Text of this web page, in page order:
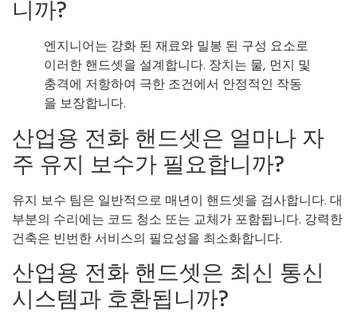
니까?
엔지니어는 강화 된 재료와 밀봉 된 구성 요소로
이러한 핸드셋을 설계합니다. 장치는 물, 먼지 및
충격에 저항하여 극한 조건에서 안정적인 작동
을 보장합니다.
산업용 전화 핸드셋은 얼마나 자
주 유지 보수가 필요합니까?
유지 보수 팀은 일반적으로 매년이 핸드셋을 검사합니다. 대
부분의 수리에는 코드 청소 또는 교체가 포함됩니다. 강력한
건축은 빈번한 서비스의 필요성을 최소화합니다.
산업용 전화 핸드셋은 최신 통신
시스템과 호환됩니까?